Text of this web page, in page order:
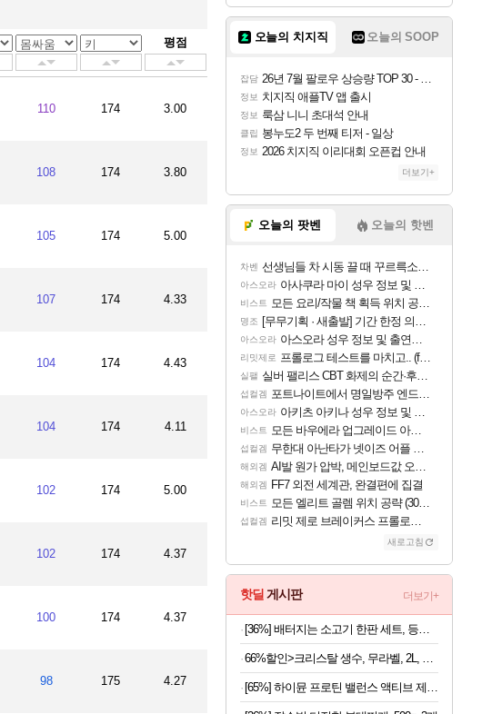
FC 메스
FC 메스 II
평점
110 174 3.00
108 174 3.80
105 174 5.00
107 174 4.33
104 174 4.43
104 174 4.11
102 174 5.00
102 174 4.37
100 174 4.37
98 175 4.27
오늘의 치지직 오늘의 SOOP
잡담 26년 7월 팔로우 상승량 TOP 30 - 월간 치지직
정보 치지직 애플TV 앱 출시
정보 룩삼 니니 초대석 안내
클립 봉누도2 두 번째 티저 - 일상
정보 2026 치지직 이리대회 오픈컵 안내
더보기+
오늘의 팟벤 오늘의 핫벤
차벤 선생님들 차 시동 끌 때 꾸르륵소리나는데
아스오라 아사쿠라 마이 성우 정보 및 주요 필모
비스트 모든 요리/작물 책 획득 위치 공략 (36개) - 미식가 도전과제
명조 [무무기획 · 새출발] 기간 한정 의뢰 이벤트
아스오라 아스오라 성우 정보 및 출연작 모음
리밋제로 프롤로그 테스트를 마치고.. (feat. 리아)
실팰 실버 팰리스 CBT 화제의 순간·후기 모음
섭컬겜 포트나이트에서 명일방주 엔드필드 [펠리카] 판매 예정
아스오라 아키츠 아키나 성우 정보 및 주요 필모
비스트 모든 바우에라 업그레이드 아이템 획득 위치 공략 (89개)
섭컬겜 무한대 아난타가 넷이즈 어플 달력에 일정 등록
해외겜 AI발 원가 압박, 메인보드값 오르나
해외겜 FF7 외전 세계관, 완결편에 집결
비스트 모든 엘리트 골렘 위치 공략 (30개) - 방랑 결투가
섭컬겜 리밋 제로 브레이커스 프롤로그 테스트 후기 영상 업로드
새로고침
핫딜 게시판 더보기+